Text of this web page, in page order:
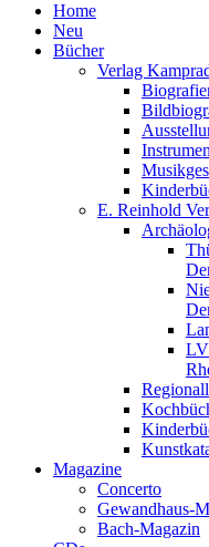
Home
Neu
Bücher
Verlag
E. Reinhold
Magazine
Concerto
Gewandhaus-
Bach-Magazin